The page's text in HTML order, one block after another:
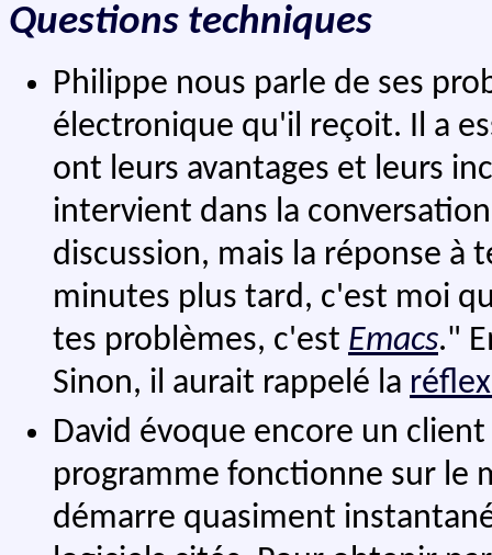
Questions techniques
Philippe nous parle de ses
électronique qu'il reçoit. Il a
ont leurs avantages et leurs
intervient dans la
discussion, mais la réponse à
minutes plus tard, c'est moi
tes problèmes, c'est Emacs."
Sinon, il aurait rappelé la
David évoque encore un
programme fonctionne sur le
démarre quasiment